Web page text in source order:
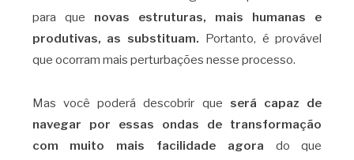
para que novas estruturas, mais humanas e
produtivas, as substituam. Portanto, é provável
que ocorram mais perturbações nesse processo.
Mas você poderá descobrir que será capaz de
navegar por essas ondas de transformação
com muito mais facilidade agora do que